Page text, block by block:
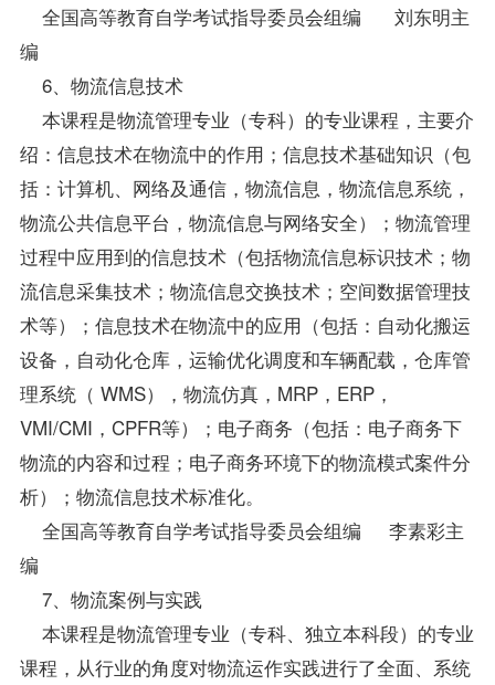
全国高等教育自学考试指导委员会组编 刘东明主
编
6、物流信息技术
本课程是物流管理专业（专科）的专业课程，主要介
绍：信息技术在物流中的作用；信息技术基础知识（包
括：计算机、网络及通信，物流信息，物流信息系统，
物流公共信息平台，物流信息与网络安全）；物流管理
过程中应用到的信息技术（包括物流信息标识技术；物
流信息采集技术；物流信息交换技术；空间数据管理技
术等）；信息技术在物流中的应用（包括：自动化搬运
设备，自动化仓库，运输优化调度和车辆配载，仓库管
理系统（ WMS），物流仿真，MRP，ERP，
VMI/CMI，CPFR等）；电子商务（包括：电子商务下
物流的内容和过程；电子商务环境下的物流模式案件分
析）；物流信息技术标准化。
全国高等教育自学考试指导委员会组编 李素彩主
编
7、物流案例与实践
本课程是物流管理专业（专科、独立本科段）的专业
课程，从行业的角度对物流运作实践进行了全面、系统